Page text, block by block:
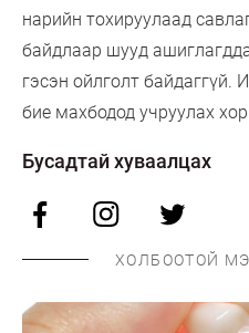
нарийн тохируулаад
байдлаар шууд
гэсэн ойлголт
бие махбодод учруулах
Бусадтай хуваалцах
ХОЛБООТОЙ